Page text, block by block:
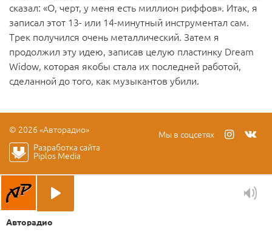
сказал: «О, черт, у меня есть миллион риффов». Итак, я
записал этот 13- или 14-минутный инструментал сам.
Трек получился очень металлический. Затем я
продолжил эту идею, записав целую пластинку Dream
Widow, которая якобы стала их последней работой,
сделанной до того, как музыкантов убили.
© 2026 «Авторадио»
Мы в соцсетях
Разработка сайта
Piplos Media
Авторадио